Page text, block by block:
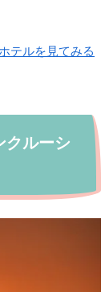
テルを見てみる
クルーシ